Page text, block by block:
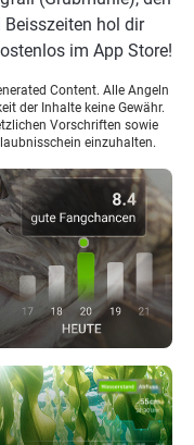
Beisszeiten hol dir
im App Store!
Content. Alle Angeln
der Inhalte keine Gewähr.
Vorschriften sowie
einzuhalten.